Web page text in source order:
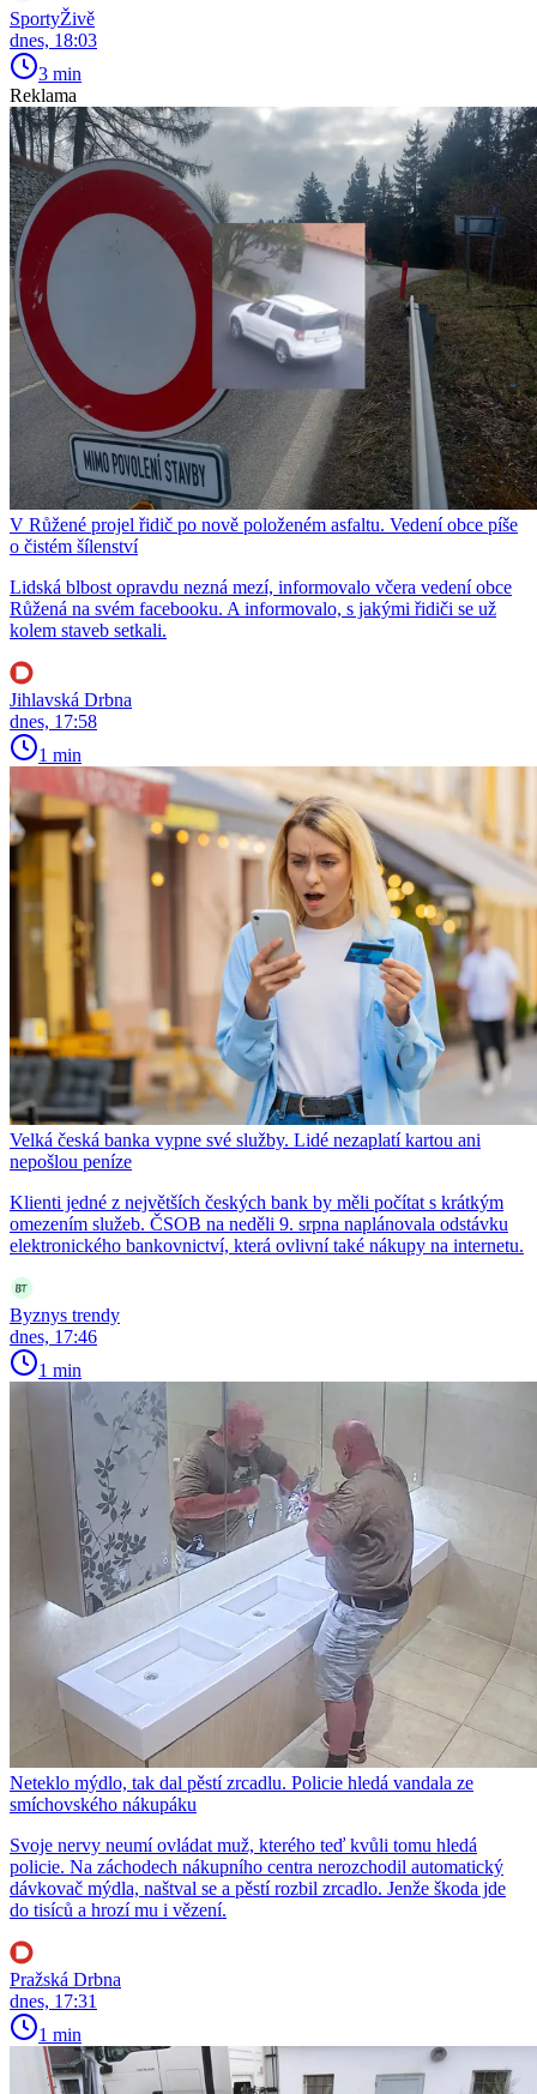
SportyŽivě
dnes, 18:03
3 min
Reklama
V Růžené projel řidič po nově položeném asfaltu. Vedení obce píše
o čistém šílenství
Lidská blbost opravdu nezná mezí, informovalo včera vedení obce
Růžená na svém facebooku. A informovalo, s jakými řidiči se už
kolem staveb setkali.
Jihlavská Drbna
dnes, 17:58
1 min
Velká česká banka vypne své služby. Lidé nezaplatí kartou ani
nepošlou peníze
Klienti jedné z největších českých bank by měli počítat s krátkým
omezením služeb. ČSOB na neděli 9. srpna naplánovala odstávku
elektronického bankovnictví, která ovlivní také nákupy na internetu.
Byznys trendy
dnes, 17:46
1 min
Neteklo mýdlo, tak dal pěstí zrcadlu. Policie hledá vandala ze
smíchovského nákupáku
Svoje nervy neumí ovládat muž, kterého teď kvůli tomu hledá
policie. Na záchodech nákupního centra nerozchodil automatický
dávkovač mýdla, naštval se a pěstí rozbil zrcadlo. Jenže škoda jde
do tisíců a hrozí mu i vězení.
Pražská Drbna
dnes, 17:31
1 min